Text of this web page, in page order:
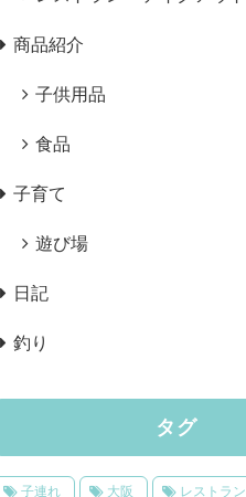
商品紹介
子供用品
食品
子育て
遊び場
日記
釣り
タグ
子連れ 大阪 レストラン